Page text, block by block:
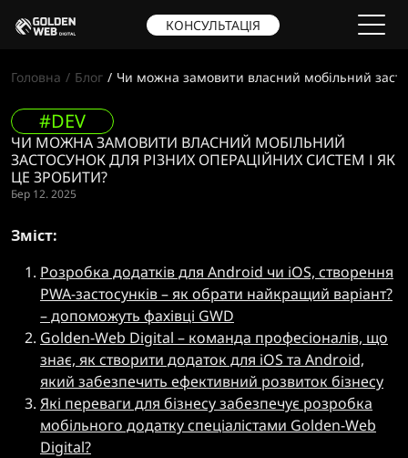
КОНСУЛЬТАЦІЯ
Головна Блог Чи можна замовити власний мобільний
#DEV
ЧИ МОЖНА ЗАМОВИТИ ВЛАСНИЙ МОБІЛЬНИЙ
ЗАСТОСУНОК ДЛЯ РІЗНИХ ОПЕРАЦІЙНИХ СИСТЕМ І ЯК
ЦЕ ЗРОБИТИ?
Бер 12. 2025
Зміст:
Розробка додатків для Android чи iOS, створення
PWA-застосунків – як обрати найкращий варіант?
– допоможуть фахівці GWD
Golden-Web Digital – команда професіоналів, що
знає, як створити додаток для iOS та Android,
який забезпечить ефективний розвиток бізнесу
Які переваги для бізнесу забезпечує розробка
мобільного додатку спеціалістами Golden-Web
Digital?